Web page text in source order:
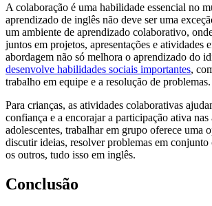
A colaboração é uma habilidade essencial no
aprendizado de inglês não deve ser uma
um ambiente de aprendizado colaborativo,
juntos em projetos, apresentações e atividades
abordagem não só melhora o aprendizado do
desenvolve habilidades sociais importantes,
trabalho em equipe e a resolução de problemas.
Para crianças, as atividades colaborativas
confiança e a encorajar a participação ativa nas
adolescentes, trabalhar em grupo oferece uma
discutir ideias, resolver problemas em conjunto
os outros, tudo isso em inglês.
Conclusão